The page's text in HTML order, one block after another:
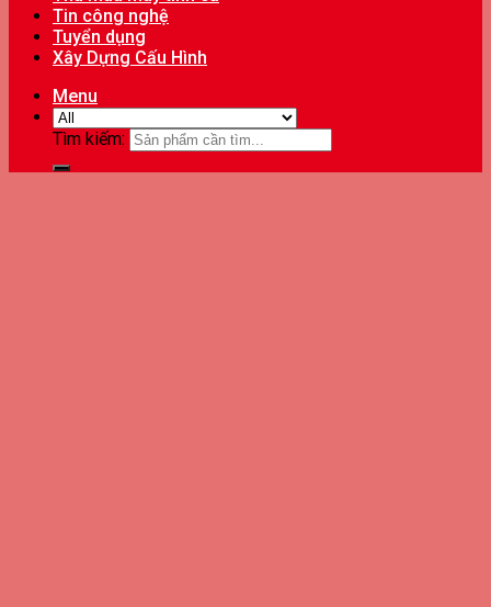
Tin công nghệ
Tuyển dụng
Xây Dựng Cấu Hình
Menu
Tìm kiếm: